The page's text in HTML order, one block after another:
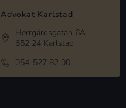
Advokat Karlstad
Herrgårdsgatan 6A
652 24 Karlstad
054-527 82 00